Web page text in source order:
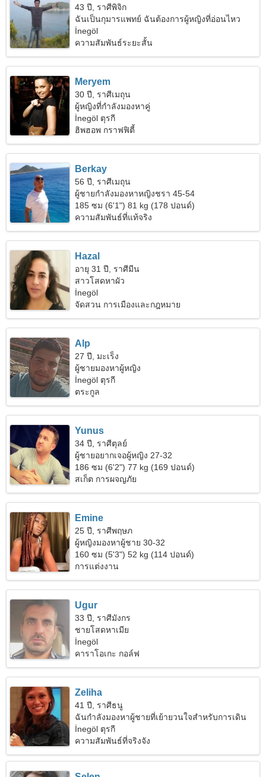
43 ปี, ราศีพิจิก
ฉันเป็นกุมารแพทย์ ฉันต้องการผู้หญิงที่อ่อนไหว
İnegöl
ความสัมพันธ์ระยะสั้น
Meryem
30 ปี, ราศีเมถุน
ผู้หญิงที่กำลังมองหาคู่
İnegöl ตุรกี
ฮิพฮอพ กราฟฟิตี้
Berkay
56 ปี, ราศีเมถุน
ผู้ชายกำลังมองหาหญิงชรา 45-54
185 ซม (6'1") 81 kg (178 ปอนด์)
ความสัมพันธ์ที่แท้จริง
Hazal
อายุ 31 ปี, ราศีมีน
สาวโสดหาผัว
İnegöl
จัดสวน การเมืองและกฎหมาย
Alp
27 ปี, มะเร็ง
ผู้ชายมองหาผู้หญิง
İnegöl ตุรกี
ตระกูล
Yunus
34 ปี, ราศีตุลย์
ผู้ชายอยากเจอผู้หญิง 27-32
186 ซม (6'2") 77 kg (169 ปอนด์)
สเก็ต การผจญภัย
Emine
25 ปี, ราศีพฤษภ
ผู้หญิงมองหาผู้ชาย 30-32
160 ซม (5'3") 52 kg (114 ปอนด์)
การแต่งงาน
Ugur
33 ปี, ราศีมังกร
ชายโสดหาเมีย
İnegöl
คาราโอเกะ กอล์ฟ
Zeliha
41 ปี, ราศีธนู
ฉันกำลังมองหาผู้ชายที่เย้ายวนใจสำหรับการเดิน
ทางร่วมกัน
İnegöl ตุรกี
ความสัมพันธ์ที่จริงจัง